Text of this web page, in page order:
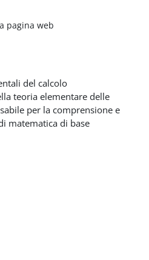
pagina web
del calcolo
teoria elementare delle
per la comprensione e
matematica di base